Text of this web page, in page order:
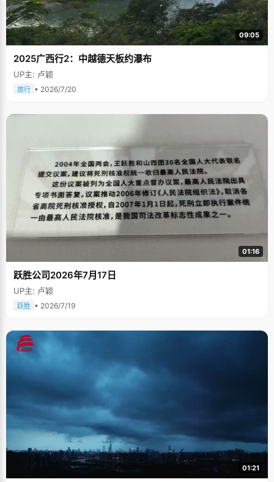
09:05
2025广西行2：中越德天板约瀑布
UP主: 卢颖
旅行 • 2026/7/20
01:16
跃胜公司2026年7月17日
UP主: 卢颖
跃胜 • 2026/7/19
01:21